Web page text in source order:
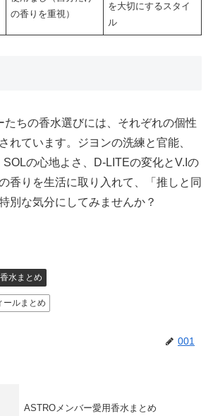
の香りを重視）
を大切にするスタイ
ル
たちの香水選びには、それぞれの個性
れています。ジヨンの洗練と官能、
SOLの心地よさ、D-LITEの変化とV.Iの
香りを生活に取り入れて、「推しと同
別な気分にしてみませんか？
水まとめ
ールまとめ
001
ASTROメンバー愛用香水まとめ